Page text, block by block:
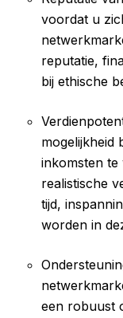
voordat u
reputatie,
bij ethische
mogelijkheid
inkomsten
realistische
tijd,
worden in
een robuust